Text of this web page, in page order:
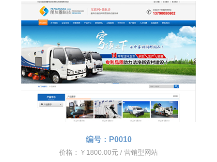
编号：P0010
价格：￥1800.00元 / 营销型网站